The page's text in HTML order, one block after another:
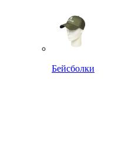
Бейсболки